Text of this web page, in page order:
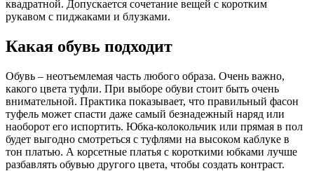
квадратной. Допускается сочетание вещей с коротким
рукавом с пиджаками и блузками.
Какая обувь подходит
Обувь – неотъемлемая часть любого образа. Очень важно,
какого цвета туфли. При выборе обуви стоит быть очень
внимательной. Практика показывает, что правильный фасон
туфель может спасти даже самый безнадежный наряд или
наоборот его испортить. Юбка-колокольчик или прямая в пол
будет выгодно смотреться с туфлями на высоком каблуке в
тон платью. А корсетные платья с короткими юбками лучше
разбавлять обувью другого цвета, чтобы создать контраст.